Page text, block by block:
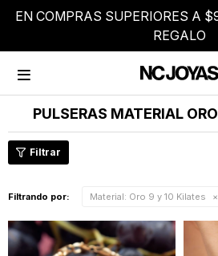
EN COMPRAS SUPERIORES A
REGALO

PULSERAS MATERIAL
Filtrando por: Material: Oro 9 y 10 Kilates